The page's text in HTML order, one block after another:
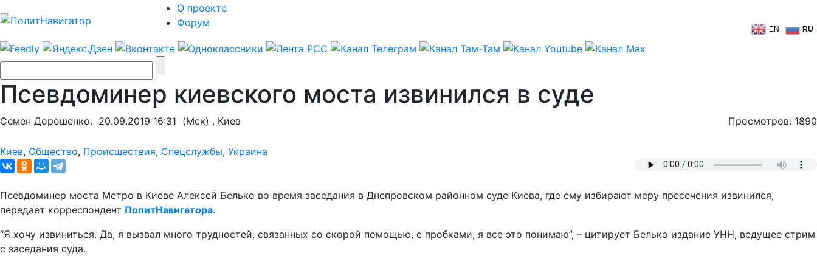
О проекте
Форум
EN RU
Псевдоминер киевского моста извинился в суде
Семен Дорошенко. 20.09.2019 16:31 (Мск) , Киев Просмотров: 1890
Киев, Общество, Происшествия, Спецслужбы, Украина
Псевдоминер моста Метро в Киеве Алексей Белько во время заседания в Днепровском районном суде Киева, где ему избирают меру пресечения извинился,
передает корреспондент ПолитНавигатора.
“Я хочу извиниться. Да, я вызвал много трудностей, связанных со скорой помощью, с пробками, я все это понимаю”, – цитирует Белько издание УНН, ведущее стрим
с заседания суда.